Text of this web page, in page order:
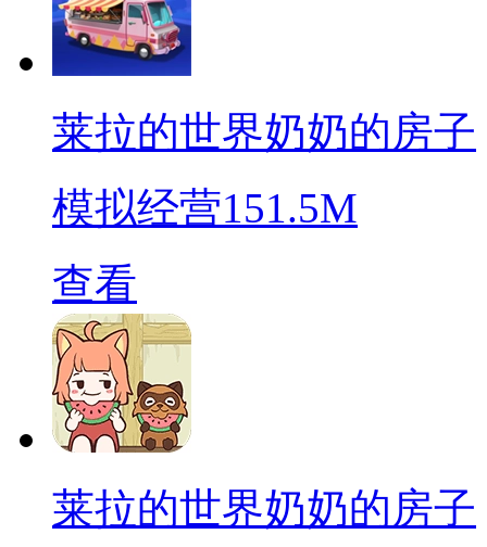
莱拉的世界奶奶的房子
模拟经营151.5M
查看
莱拉的世界奶奶的房子